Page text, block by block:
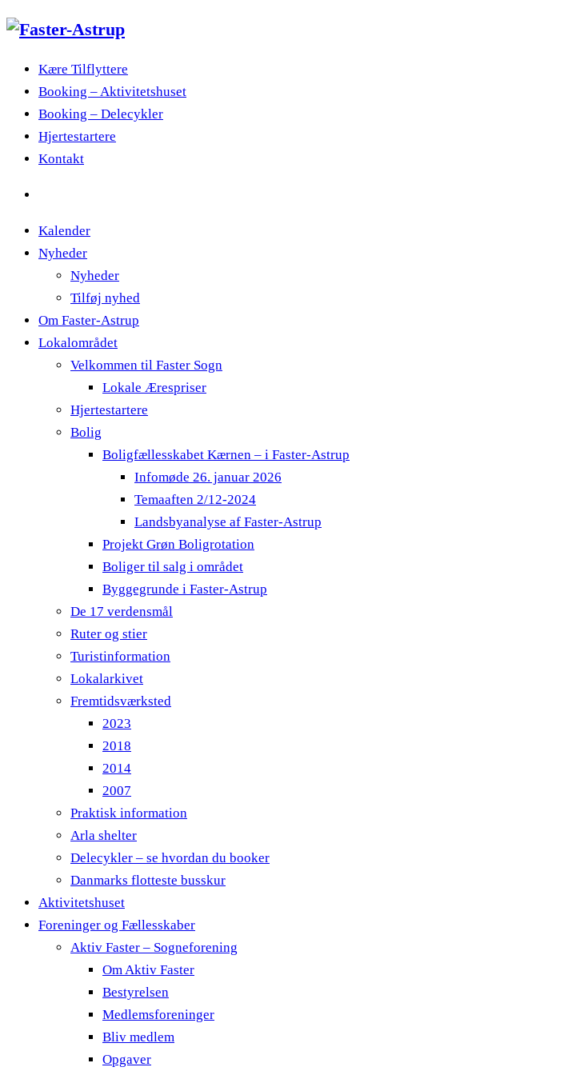
Kære Tilflyttere
Booking – Aktivitetshuset
Booking – Delecykler
Hjertestartere
Kontakt
Kalender
Nyheder
Nyheder
Tilføj nyhed
Om Faster-Astrup
Lokalområdet
Velkommen til Faster Sogn
Lokale Ærespriser
Hjertestartere
Bolig
Boligfællesskabet Kærnen – i Faster-Astrup
Infomøde 26. januar 2026
Temaaften 2/12-2024
Landsbyanalyse af Faster-Astrup
Projekt Grøn Boligrotation
Boliger til salg i området
Byggegrunde i Faster-Astrup
De 17 verdensmål
Ruter og stier
Turistinformation
Lokalarkivet
Fremtidsværksted
2023
2018
2014
2007
Praktisk information
Arla shelter
Delecykler – se hvordan du booker
Danmarks flotteste busskur
Aktivitetshuset
Foreninger og Fællesskaber
Aktiv Faster – Sogneforening
Om Aktiv Faster
Bestyrelsen
Medlemsforeninger
Bliv medlem
Opgaver